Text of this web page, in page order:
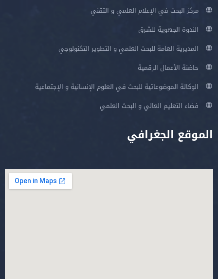
مركز البحث في الإعلام العلمي و التقني
الندوة الجهوية للشرق
المديرية العامة للبحث العلمي و التطوير التكنولوجي
حاضنة الأعمال الرقمية
الوكالة الموضوعاتية للبحث في العلوم الإنسانية و الإجتماعية
فضاء التعليم العالي و البحث العلمي
الموقع الجغرافي